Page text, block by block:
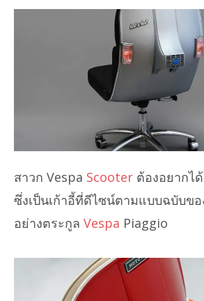
สาวก Vespa Scooter ต้องอยากไ
ซึ่งเป็นเก้าอี้ที่ดีไซน์ตามแบบฉบับข
อย่างตระกูล Vespa Piaggio